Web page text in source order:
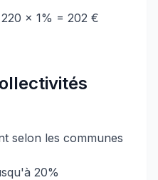
× 1% = 202 €
selon les communes
20%